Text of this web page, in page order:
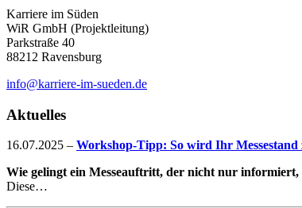
Karriere im Süden
WiR GmbH (Projektleitung)
Parkstraße 40
88212 Ravensburg
info@karriere-im-sueden.de
Aktuelles
16.07.2025 – Workshop-Tipp: So wird Ihr
Wie gelingt ein Messeauftritt, der nicht nur informiert,
Diese…